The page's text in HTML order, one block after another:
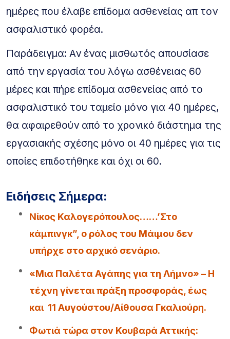
ημέρες που έλαβε επίδομα ασθενείας απ τον
ασφαλιστικό φορέα.
Παράδειγμα: Αν ένας μισθωτός απουσίασε
από την εργασία του λόγω ασθένειας 60
μέρες και πήρε επίδομα ασθενείας από το
ασφαλιστικό του ταμείο μόνο για 40 ημέρες,
θα αφαιρεθούν από το χρονικό διάστημα της
εργασιακής σχέσης μόνο οι 40 ημέρες για τις
οποίες επιδοτήθηκε και όχι οι 60.
Ειδήσεις Σήμερα:
Νίκος Καλογερόπουλος……’Στο
κάμπινγκ”, ο ρόλος του Μάιμου δεν
υπήρχε στο αρχικό σενάριο.
«Μια Παλέτα Αγάπης για τη Λήμνο» – Η
τέχνη γίνεται πράξη προσφοράς, έως
και 11 Αυγούστου/Αίθουσα Γκαλιούρη.
Φωτιά τώρα στον Κουβαρά Αττικής: